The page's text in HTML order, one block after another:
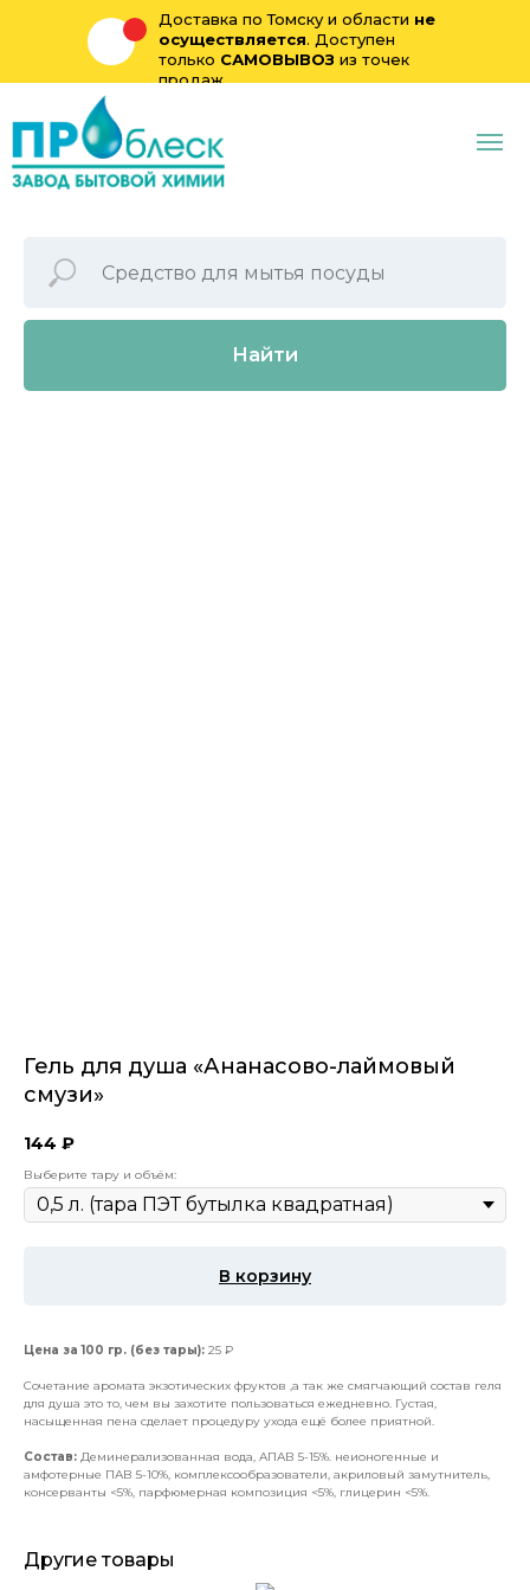
Доставка по Томску и области не
осуществляется. Доступен
только САМОВЫВОЗ из точек
продаж
Найти
Гель для душа «Ананасово-лаймовый
смузи»
144 ₽
Выберите тару и объём:
В корзину
Цена за 100 гр. (без тары): 25 ₽
Сочетание аромата экзотических фруктов ,а так же смягчающий состав геля
для душа это то, чем вы захотите пользоваться ежедневно. Густая,
насыщенная пена сделает процедуру ухода ещё более приятной.
Состав: Деминерализованная вода, АПАВ 5-15%. неионогенные и
амфотерные ПАВ 5-10%, комплексообразователи, акриловый замутнитель,
консерванты <5%, парфюмерная композиция <5%, глицерин <5%.
Другие товары